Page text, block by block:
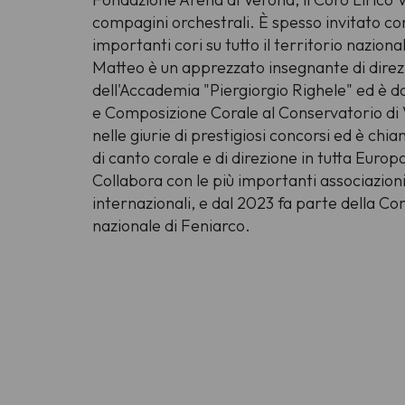
compagini orchestrali. È spesso invitato
importanti cori su tutto il territorio
Matteo è un apprezzato insegnante di
dell'Accademia "Piergiorgio Righele" ed è
e Composizione Corale al Conservatorio
nelle giurie di prestigiosi concorsi ed è
di canto corale e di direzione in tutta
Collabora con le più importanti
internazionali, e dal 2023 fa parte della
nazionale di Feniarco.